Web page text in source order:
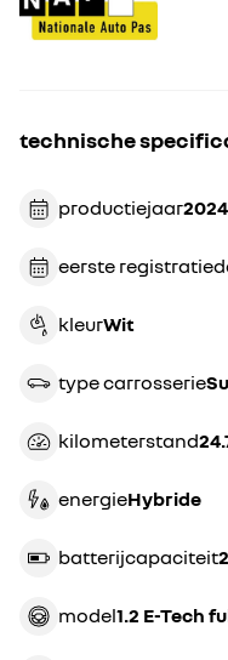
technische
productiejaar 2024
eerste
kleur wit
type carrosserie
kilometerstand
energie Hybride
batterijcapaciteit2
model 1.2 E-